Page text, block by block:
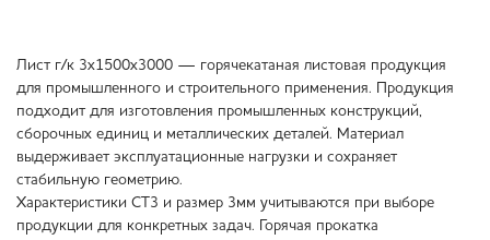
Лист г/к 3х1500х3000 — горячекатаная листовая продукция
для промышленного и строительного применения. Продукция
подходит для изготовления промышленных конструкций,
сборочных единиц и металлических деталей. Материал
выдерживает эксплуатационные нагрузки и сохраняет
стабильную геометрию.
Характеристики СТ3 и размер 3мм учитываются при выборе
продукции для конкретных задач. Горячая прокатка